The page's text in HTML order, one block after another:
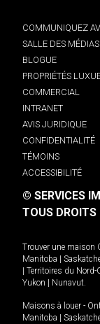
COMMUNIQUEZ
SALLE DES MÉDIAS
BLOGUE
PROPRIÉTÉS
COMMERCIAL
INTRANET
AVIS JURIDIQUE
CONFIDENTIALITÉ
TÉMOINS
ACCESSIBILITÉ
© SERVICES
TOUS DROITS
Trouver une maison
Manitoba
Territoires du Nord-
Yukon
Nunavut.
Maisons à louer -
Manitoba